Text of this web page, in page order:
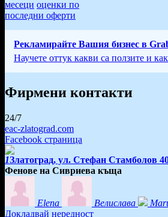
месеци оценки по
последни оферти
Рекламирайте Вашия бизнес в
Научете оттук какви са ползите и
Фирмени контакти
24/7
eac-zlatograd.com
Facebook страница
1Златоград, ул. Стефан Стамболов
Фенове на Сивриева къща
Elena Велислава
Докладвай нередност